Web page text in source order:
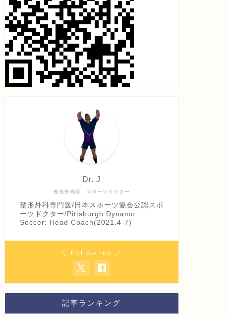
整形外科医 スポーツドクター
Dr. J
整形外科専門医/日本スポーツ協会公認スポ
ーツドクター/Pittsburgh Dynamo
Soccer: Head Coach(2021.4-7)
＼ Follow me ／
記事ランキング